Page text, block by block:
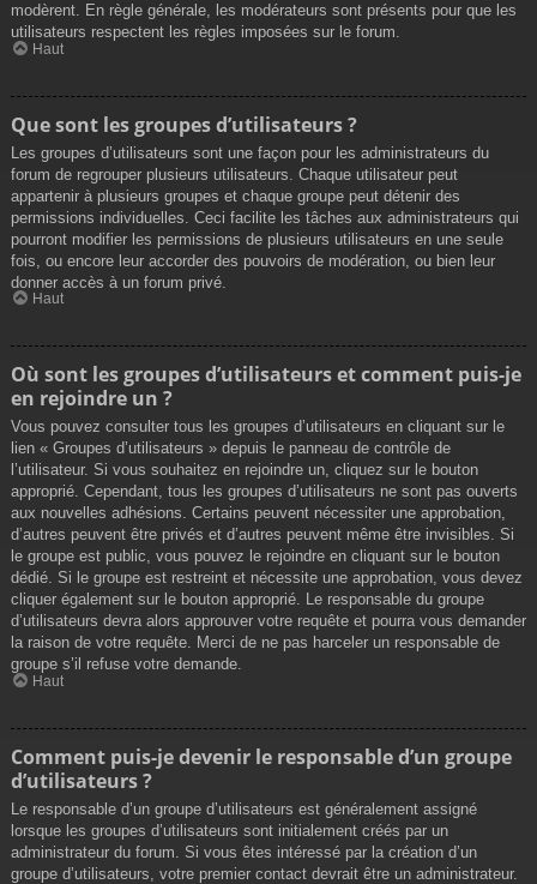
modèrent. En règle générale, les modérateurs sont présents pour que les
utilisateurs respectent les règles imposées sur le forum.
Haut
Que sont les groupes d’utilisateurs ?
Les groupes d’utilisateurs sont une façon pour les administrateurs du
forum de regrouper plusieurs utilisateurs. Chaque utilisateur peut
appartenir à plusieurs groupes et chaque groupe peut détenir des
permissions individuelles. Ceci facilite les tâches aux administrateurs qui
pourront modifier les permissions de plusieurs utilisateurs en une seule
fois, ou encore leur accorder des pouvoirs de modération, ou bien leur
donner accès à un forum privé.
Haut
Où sont les groupes d’utilisateurs et comment puis-je
en rejoindre un ?
Vous pouvez consulter tous les groupes d’utilisateurs en cliquant sur le
lien « Groupes d’utilisateurs » depuis le panneau de contrôle de
l’utilisateur. Si vous souhaitez en rejoindre un, cliquez sur le bouton
approprié. Cependant, tous les groupes d’utilisateurs ne sont pas ouverts
aux nouvelles adhésions. Certains peuvent nécessiter une approbation,
d’autres peuvent être privés et d’autres peuvent même être invisibles. Si
le groupe est public, vous pouvez le rejoindre en cliquant sur le bouton
dédié. Si le groupe est restreint et nécessite une approbation, vous devez
cliquer également sur le bouton approprié. Le responsable du groupe
d’utilisateurs devra alors approuver votre requête et pourra vous demander
la raison de votre requête. Merci de ne pas harceler un responsable de
groupe s’il refuse votre demande.
Haut
Comment puis-je devenir le responsable d’un groupe
d’utilisateurs ?
Le responsable d’un groupe d’utilisateurs est généralement assigné
lorsque les groupes d’utilisateurs sont initialement créés par un
administrateur du forum. Si vous êtes intéressé par la création d’un
groupe d’utilisateurs, votre premier contact devrait être un administrateur.